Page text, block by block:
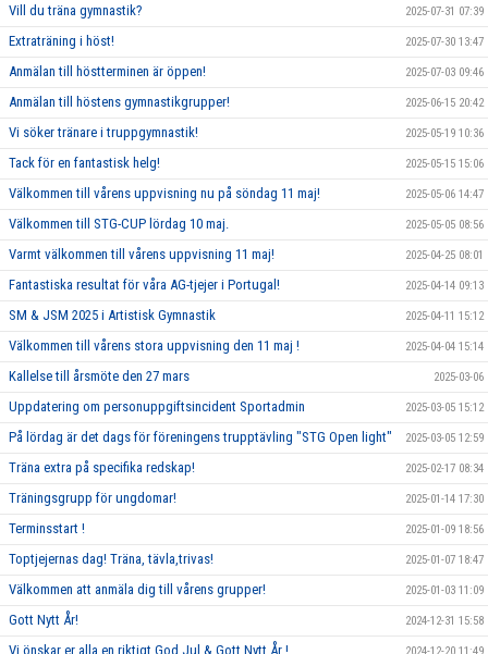
Vill du träna gymnastik? 2025-07-31 07:39
Extraträning i höst! 2025-07-30 13:47
Anmälan till höstterminen är öppen! 2025-07-03 09:46
Anmälan till höstens gymnastikgrupper! 2025-06-15 20:42
Vi söker tränare i truppgymnastik! 2025-05-19 10:36
Tack för en fantastisk helg! 2025-05-15 15:06
Välkommen till vårens uppvisning nu på söndag 11 maj! 2025-05-06 14:47
Välkommen till STG-CUP lördag 10 maj. 2025-05-05 08:56
Varmt välkommen till vårens uppvisning 11 maj! 2025-04-25 08:01
Fantastiska resultat för våra AG-tjejer i Portugal! 2025-04-14 09:13
SM & JSM 2025 i Artistisk Gymnastik 2025-04-11 15:12
Välkommen till vårens stora uppvisning den 11 maj ! 2025-04-04 15:14
Kallelse till årsmöte den 27 mars 2025-03-06
Uppdatering om personuppgiftsincident Sportadmin 2025-03-05 15:12
På lördag är det dags för föreningens trupptävling "STG Open light" 2025-03-05 12:59
Träna extra på specifika redskap! 2025-02-17 08:34
Träningsgrupp för ungdomar! 2025-01-14 17:30
Terminsstart ! 2025-01-09 18:56
Toptjejernas dag! Träna, tävla,trivas! 2025-01-07 18:47
Välkommen att anmäla dig till vårens grupper! 2025-01-03 11:09
Gott Nytt År! 2024-12-31 15:58
Vi önskar er alla en riktigt God Jul & Gott Nytt År !